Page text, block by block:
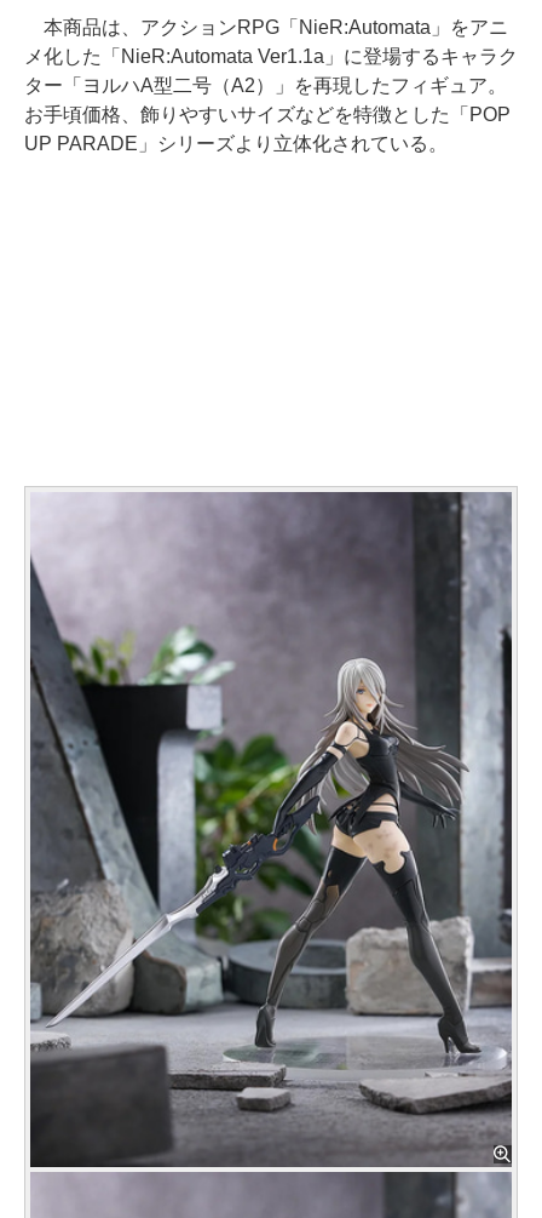
本商品は、アクションRPG「NieR:Automata」をアニ
メ化した「NieR:Automata Ver1.1a」に登場するキャラク
ター「ヨルハA型二号（A2）」を再現したフィギュア。
お手頃価格、飾りやすいサイズなどを特徴とした「POP
UP PARADE」シリーズより立体化されている。